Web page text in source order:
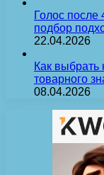
Голос после
подбор
22.04.2026
Как выбрать
товарного
08.04.2026